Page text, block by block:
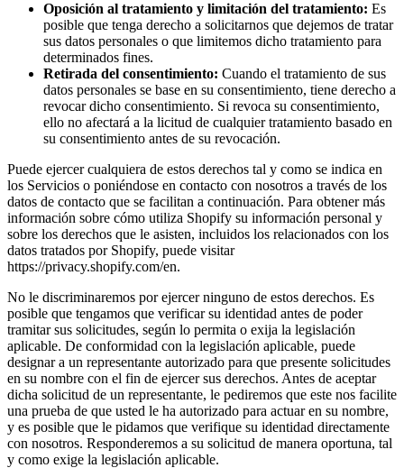
Oposición al tratamiento y limitación del tratamiento: Es
posible que tenga derecho a solicitarnos que dejemos de tratar
sus datos personales o que limitemos dicho tratamiento para
determinados fines.
Retirada del consentimiento: Cuando el tratamiento de sus
datos personales se base en su consentimiento, tiene derecho a
revocar dicho consentimiento. Si revoca su consentimiento,
ello no afectará a la licitud de cualquier tratamiento basado en
su consentimiento antes de su revocación.
Puede ejercer cualquiera de estos derechos tal y como se indica en
los Servicios o poniéndose en contacto con nosotros a través de los
datos de contacto que se facilitan a continuación. Para obtener más
información sobre cómo utiliza Shopify su información personal y
sobre los derechos que le asisten, incluidos los relacionados con los
datos tratados por Shopify, puede visitar
https://privacy.shopify.com/en.
No le discriminaremos por ejercer ninguno de estos derechos. Es
posible que tengamos que verificar su identidad antes de poder
tramitar sus solicitudes, según lo permita o exija la legislación
aplicable. De conformidad con la legislación aplicable, puede
designar a un representante autorizado para que presente solicitudes
en su nombre con el fin de ejercer sus derechos. Antes de aceptar
dicha solicitud de un representante, le pediremos que este nos facilite
una prueba de que usted le ha autorizado para actuar en su nombre,
y es posible que le pidamos que verifique su identidad directamente
con nosotros. Responderemos a su solicitud de manera oportuna, tal
y como exige la legislación aplicable.